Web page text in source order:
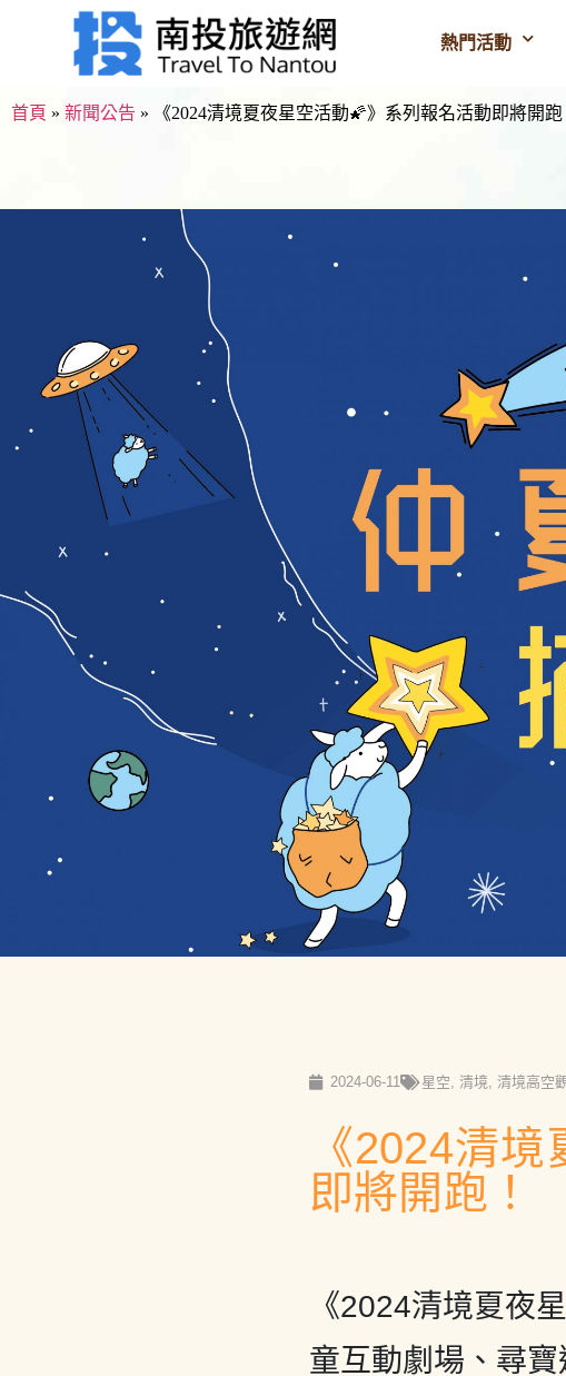
熱門活動
首頁 » 新聞公告 » 《2024清境夏夜星空活動🌠》系列報名活動即將開跑
2024-06-11 星空, 清境, 清境高空
《2024清
即將開跑！
《2024清境夏夜
童互動劇場、尋